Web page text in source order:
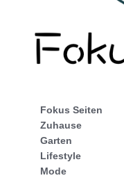
Fokus Seiten
Zuhause
Garten
Lifestyle
Mode